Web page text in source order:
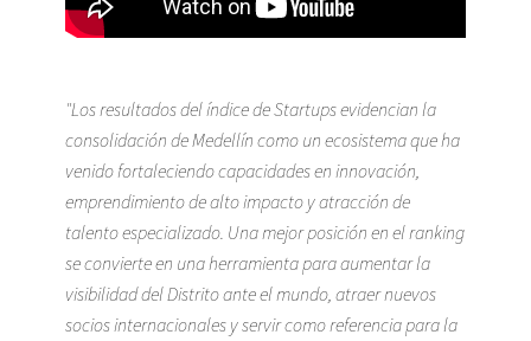
"Los resultados del índice de Startups evidencian la
consolidación de Medellín como un ecosistema que ha
venido fortaleciendo capacidades en innovación,
emprendimiento de alto impacto y atracción de
talento especializado. Una mejor posición en el ranking
se convierte en una herramienta para aumentar la
visibilidad del Distrito ante el mundo, atraer nuevos
socios internacionales y servir como referencia para la